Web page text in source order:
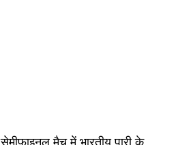
मैच में भारतीय पारी के